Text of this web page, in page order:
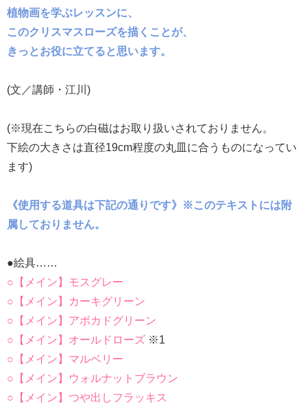
植物画を学ぶレッスンに、
このクリスマスローズを描くことが、
きっとお役に立てると思います。
(文／講師・江川)
(※現在こちらの白磁はお取り扱いされておりません。
下絵の大きさは直径19cm程度の丸皿に合うものになってい
ます)
《使用する道具は下記の通りです》※このテキストには附
属しておりません。
●絵具……
○【メイン】モスグレー
○【メイン】カーキグリーン
○【メイン】アボカドグリーン
○【メイン】オールドローズ ※1
○【メイン】マルベリー
○【メイン】ウォルナットブラウン
○【メイン】つや出しフラッキス